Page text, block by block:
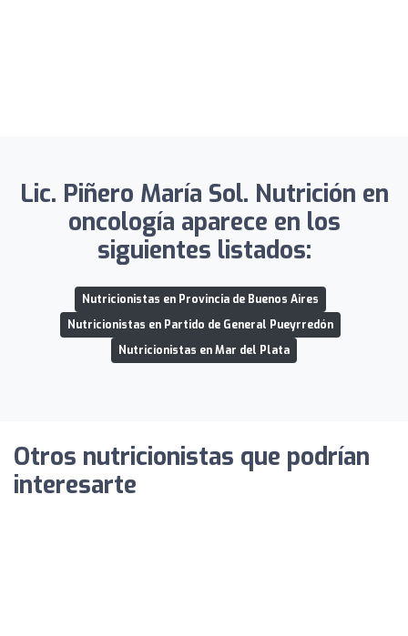
Lic. Piñero María Sol. Nutrición en
oncología aparece en los
siguientes listados:
Nutricionistas en Provincia de Buenos Aires
Nutricionistas en Partido de General Pueyrredón
Nutricionistas en Mar del Plata
Otros nutricionistas que podrían
interesarte